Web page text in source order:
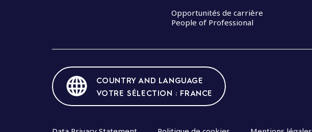
Opportunités de carrière
People of Professional
COUNTRY AND LANGUAGE
VOTRE SÉLECTION : FRANCE